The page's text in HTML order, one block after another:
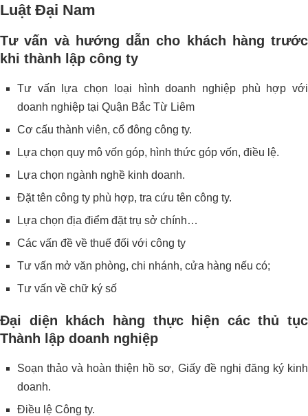
Luật Đại Nam
Tư vấn và hướng dẫn cho khách hàng trước
khi thành lập công ty
Tư vấn lựa chọn loại hình doanh nghiệp phù hợp với
doanh nghiệp tại Quận Bắc Từ Liêm
Cơ cấu thành viên, cổ đông công ty.
Lựa chọn quy mô vốn góp, hình thức góp vốn, điều lệ.
Lựa chọn ngành nghề kinh doanh.
Đặt tên công ty phù hợp, tra cứu tên công ty.
Lựa chọn địa điểm đặt trụ sở chính…
Các vấn đề về thuế đối với công ty
Tư vấn mở văn phòng, chi nhánh, cửa hàng nếu có;
Tư vấn về chữ ký số
Đại diện khách hàng thực hiện các thủ tục
Thành lập doanh nghiệp
Soạn thảo và hoàn thiện hồ sơ, Giấy đề nghị đăng ký kinh
doanh.
Điều lệ Công ty.